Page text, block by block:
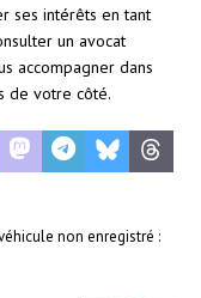
ses intérêts en tant
un avocat
accompagner dans
de votre côté.
non enregistré :